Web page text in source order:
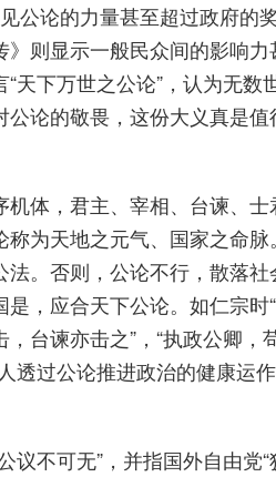
公论的力量甚至超过政府的
则显示一般民众间的影响
天下万世之公论”，认为无数
论的敬畏，这份大义真是值
体，君主、宰相、台谏、
为天地之元气、国家之命
。否则，公论不行，散落
，应合天下公论。如仁宗
台谏亦击之”，“执政公卿
透过公论推进政治的健康运作
议不可无”，并指国外自由党